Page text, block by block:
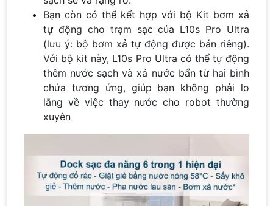
Bạn còn có thể kết hợp với bộ Kit bơm xả
tự động cho trạm sạc của L10s Pro Ultra
(lưu ý: bộ bơm xả tự động được bán riêng).
Với bộ kit này, L10s Pro Ultra có thể tự động
thêm nước sạch và xả nước bẩn từ hai bình
chứa tương ứng, giúp bạn không phải lo
lắng về việc thay nước cho robot thường
xuyên